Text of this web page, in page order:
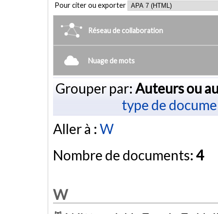
Pour citer ou exporter
Réseau de collaboration
Nuage de mots
Grouper par: Auteurs ou
type de
Aller à : W
Nombre de documents: 4
W